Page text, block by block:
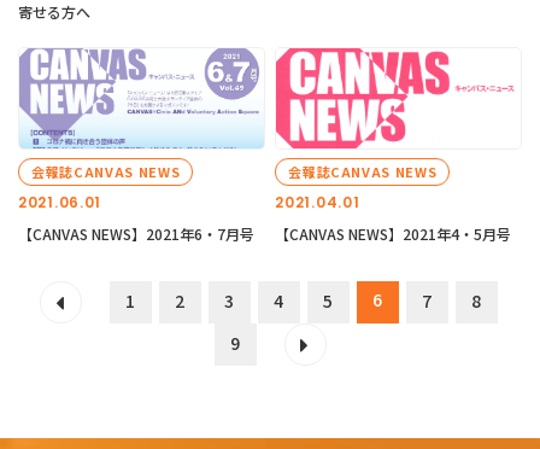
寄せる方へ
2021.06.01
会報誌CANVAS NEWS
【CANVAS NEWS】2021年6・7月号
2021.04.01
会報誌CANVAS NEWS
【CANVAS NEWS】2021年4・5月号
1 2 3 4 5 6 7
8
9